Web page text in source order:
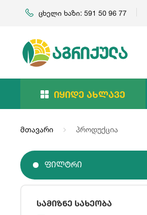
ცხელი ხაზი: 591 50 96 77
Იყიდე Ახლავე
მთავარი პროდუქცია
Ფილტრი
სამიზნე სახეობა